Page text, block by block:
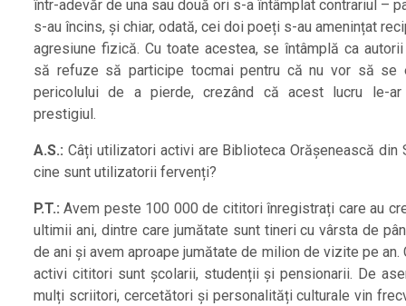
într-adevăr de una sau două ori s-a întâmplat contrariul –
s-au încins, și chiar, odată, cei doi poeți s-au amenințat
agresiune fizică. Cu toate acestea, se întâmplă ca
să refuze să participe tocmai pentru că nu vor să se
pericolului de a pierde, crezând că acest lucru le-ar
prestigiul.
A.S.: Câți utilizatori activi are Biblioteca Orășenească din
cine sunt utilizatorii fervenți?
P.T.: Avem peste 100 000 de cititori înregistrați care au
ultimii ani, dintre care jumătate sunt tineri cu vârsta de
de ani și avem aproape jumătate de milion de vizite pe an.
activi cititori sunt școlarii, studenții și pensionarii. De
mulți scriitori, cercetători și personalități culturale vin